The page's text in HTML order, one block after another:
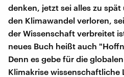
denken, jetzt sei alles zu
den Klimawandel verloren,
der Wissenschaft verbreitet
neues Buch heißt auch
Denn es gebe für die
Klimakrise wissenschaftliche